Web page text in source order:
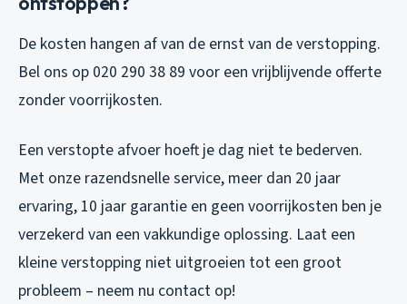
De kosten hangen af van de ernst van de verstopping.
Bel ons op 020 290 38 89 voor een vrijblijvende offerte
zonder voorrijkosten.
Een verstopte afvoer hoeft je dag niet te bederven.
Met onze razendsnelle service, meer dan 20 jaar
ervaring, 10 jaar garantie en geen voorrijkosten ben je
verzekerd van een vakkundige oplossing. Laat een
kleine verstopping niet uitgroeien tot een groot
probleem – neem nu contact op!